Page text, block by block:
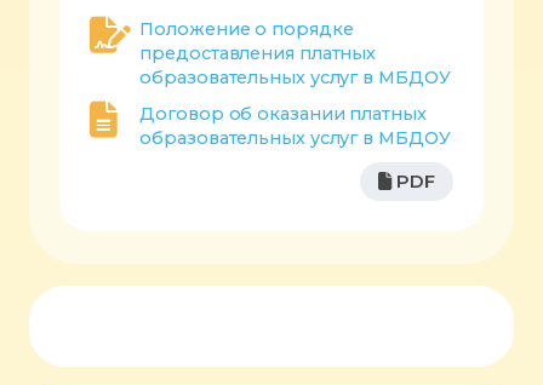
Положение о порядке
предоставления платных
образовательных услуг в МБДОУ
Договор об оказании платных
образовательных услуг в МБДОУ
PDF